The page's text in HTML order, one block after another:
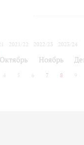
2021/22 2022/23
2023/24
Октябрь Ноябрь
4 5 6 7 8 9